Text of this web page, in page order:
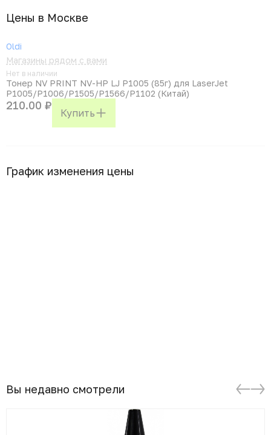
Цены в Москвe
Oldi
Магазины рядом с вами
Нет в наличии
Тонер NV PRINT NV-HP LJ P1005 (85г) для LaserJet
P1005/P1006/P1505/P1566/P1102 (Китай)
210.00 ₽
Купить
График изменения цены
Вы недавно смотрели